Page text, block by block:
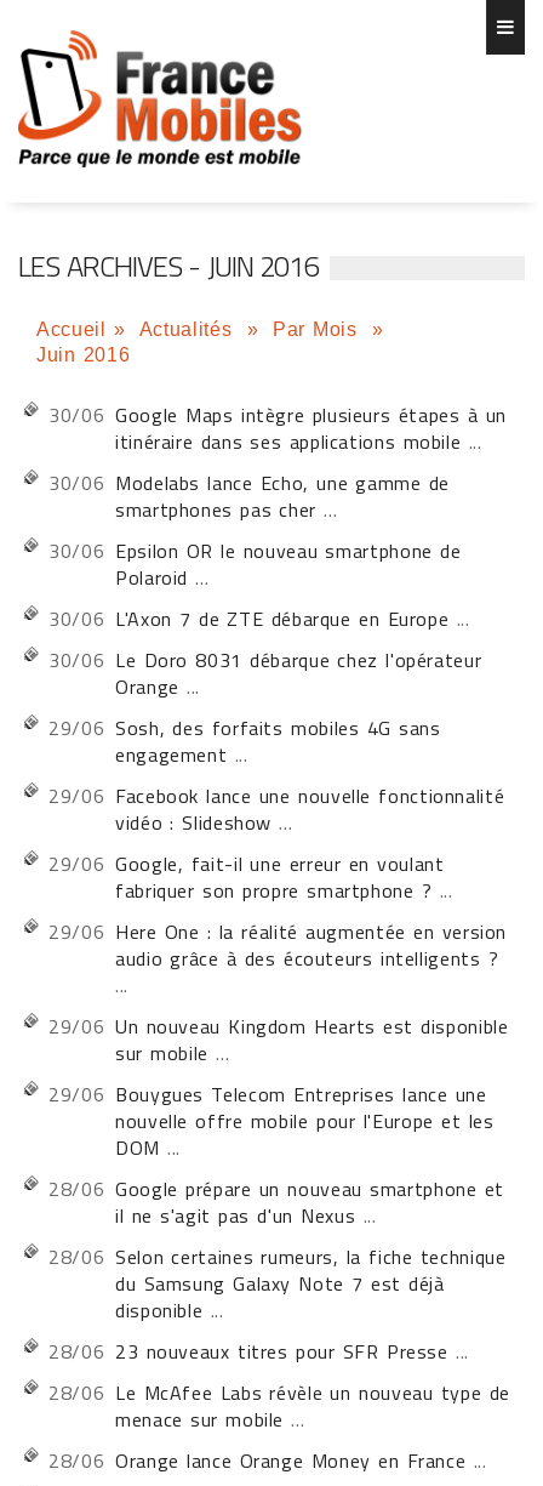
LES ARCHIVES - JUIN 2016
Accueil » Actualités » Par Mois
»
Juin 2016
30/06 Google Maps intègre plusieurs étapes à un
itinéraire dans ses applications mobile ...
30/06 Modelabs lance Echo, une gamme de
smartphones pas cher ...
30/06 Epsilon OR le nouveau smartphone de
Polaroid ...
30/06 L'Axon 7 de ZTE débarque en Europe ...
30/06 Le Doro 8031 débarque chez l'opérateur
Orange ...
29/06 Sosh, des forfaits mobiles 4G sans
engagement ...
29/06 Facebook lance une nouvelle fonctionnalité
vidéo : Slideshow ...
29/06 Google, fait-il une erreur en voulant
fabriquer son propre smartphone ? ...
29/06 Here One : la réalité augmentée en version
audio grâce à des écouteurs intelligents ?
...
29/06 Un nouveau Kingdom Hearts est disponible
sur mobile ...
29/06 Bouygues Telecom Entreprises lance une
nouvelle offre mobile pour l'Europe et les
DOM ...
28/06 Google prépare un nouveau smartphone et
il ne s'agit pas d'un Nexus ...
28/06 Selon certaines rumeurs, la fiche technique
du Samsung Galaxy Note 7 est déjà
disponible ...
28/06 23 nouveaux titres pour SFR Presse ...
28/06 Le McAfee Labs révèle un nouveau type de
menace sur mobile ...
28/06 Orange lance Orange Money en France ...